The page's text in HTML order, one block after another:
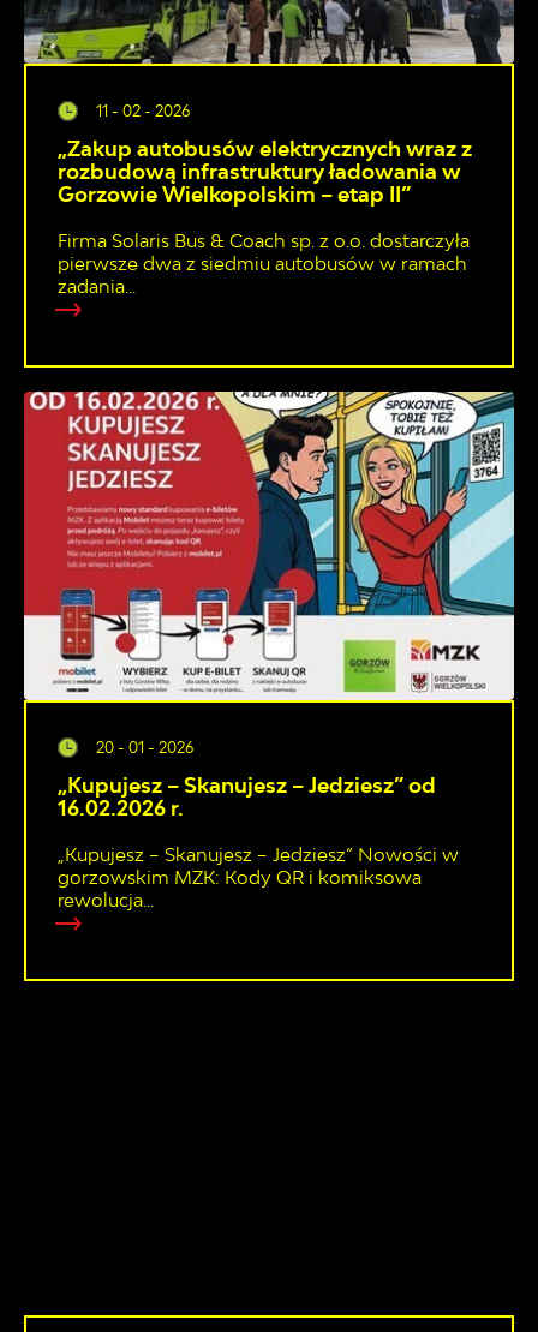
11 - 02 - 2026
„Zakup autobusów elektrycznych wraz z
rozbudową infrastruktury ładowania w
Gorzowie Wielkopolskim – etap II”
Firma Solaris Bus & Coach sp. z o.o. dostarczyła
pierwsze dwa z siedmiu autobusów w ramach
zadania...
20 - 01 - 2026
„Kupujesz – Skanujesz – Jedziesz” od
16.02.2026 r.
„Kupujesz – Skanujesz – Jedziesz” Nowości w
gorzowskim MZK: Kody QR i komiksowa
rewolucja...